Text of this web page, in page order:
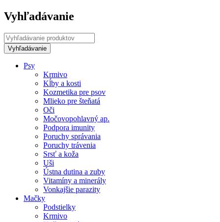
Vyhľadávanie
Psy
Krmivo
Kĺby a kosti
Kozmetika pre psov
Mlieko pre šteňatá
Oči
Močovopohlavný ap.
Podpora imunity
Poruchy správania
Poruchy trávenia
Srsť a koža
Uši
Ústna dutina a zuby
Vitamíny a minerály
Vonkajšie parazity
Mačky
Podstielky
Krmivo